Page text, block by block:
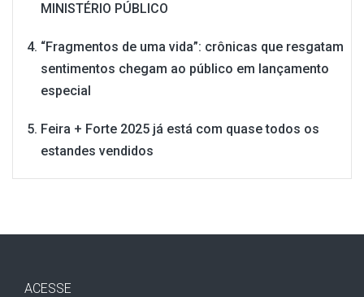
MINISTÉRIO PÚBLICO
“Fragmentos de uma vida”: crônicas que resgatam
sentimentos chegam ao público em lançamento
especial
Feira + Forte 2025 já está com quase todos os
estandes vendidos
ACESSE